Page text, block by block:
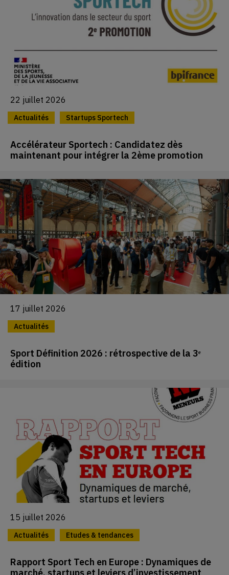
22 juillet 2026
Actualités Startups Sportech
Accélérateur Sportech : Candidatez dès
maintenant pour intégrer la 2ème promotion
17 juillet 2026
Actualités
Sport Définition 2026 : rétrospective de la 3ᵉ
édition
15 juillet 2026
Actualités Etudes & tendances
Rapport Sport Tech en Europe : Dynamiques de